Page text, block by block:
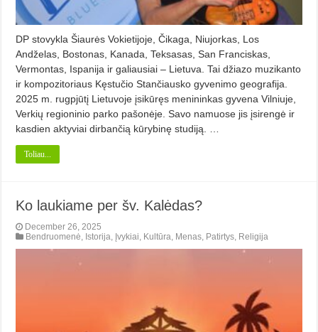
DP stovykla Šiaurės Vokietijoje, Čikaga, Niujorkas, Los
Andželas, Bostonas, Kanada, Teksasas, San Franciskas,
Vermontas, Ispanija ir galiausiai – Lietuva. Tai džiazo muzikanto
ir kompozitoriaus Kęstučio Stančiausko gyvenimo geografija.
2025 m. rugpjūtį Lietuvoje įsikūręs menininkas gyvena Vilniuje,
Verkių regioninio parko pašonėje. Savo namuose jis įsirengė ir
kasdien aktyviai dirbančią kūrybinę studiją. …
Toliau...
Ko laukiame per šv. Kalėdas?
December 26, 2025
Bendruomenė, Istorija, Įvykiai, Kultūra, Menas, Patirtys, Religija